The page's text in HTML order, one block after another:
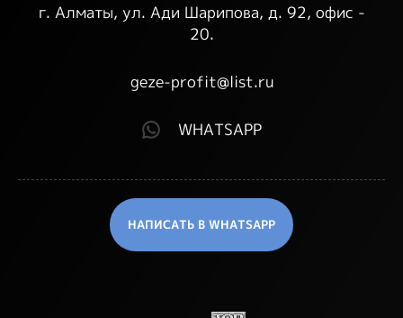
г. Алматы, ул. Ади Шарипова, д. 92, офис -
20.
geze-profit@list.ru
WHATSAPP
НАПИСАТЬ В WHATSAPP